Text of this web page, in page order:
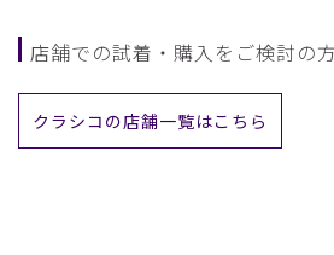
店舗での試着・購入をご検討の
クラシコの店舗一覧はこちら